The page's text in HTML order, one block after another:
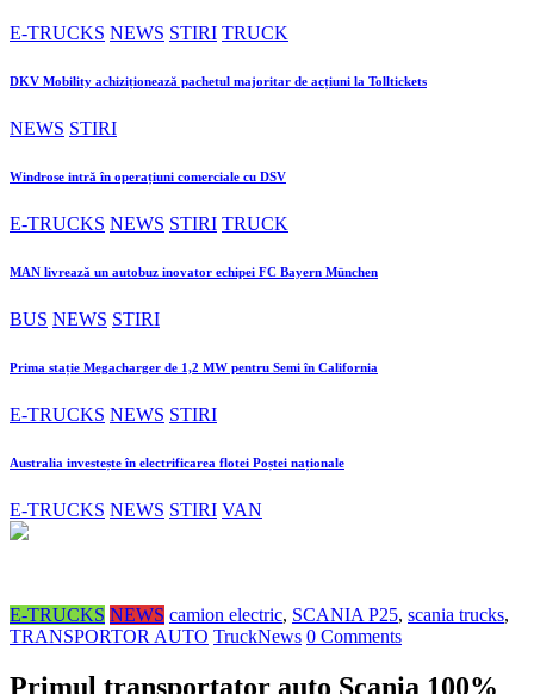
E-TRUCKS NEWS STIRI TRUCK
DKV Mobility achiziționează pachetul majoritar de acțiuni la Tolltickets
NEWS STIRI
Windrose intră în operațiuni comerciale cu DSV
E-TRUCKS NEWS STIRI TRUCK
MAN livrează un autobuz inovator echipei FC Bayern München
BUS NEWS STIRI
Prima stație Megacharger de 1,2 MW pentru Semi în California
E-TRUCKS NEWS STIRI
Australia investește în electrificarea flotei Poștei naționale
E-TRUCKS NEWS STIRI VAN
E-TRUCKS NEWS camion electric, SCANIA P25, scania trucks,
TRANSPORTOR AUTO TruckNews 0 Comments
Primul transportator auto Scania 100%